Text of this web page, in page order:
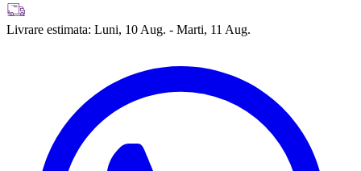
Livrare estimata: Luni, 10 Aug. - Marti, 11 Aug.